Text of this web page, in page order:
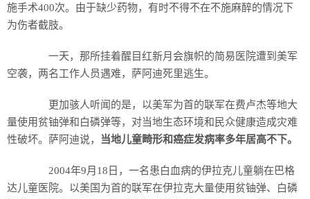
施手术400次。由于缺少药物，有时不得不在不施麻醉的情况下
为伤者截肢。
一天，那所挂着醒目红新月会旗帜的简易医院遭到美军
空袭，两名工作人员遇难，萨阿迪死里逃生。
更加骇人听闻的是，以美军为首的联军在费卢杰等地大
量使用贫铀弹和白磷弹等，对当地生态环境和民众健康造成灾难
性破坏。萨阿迪说，
当地儿童畸形和癌症发病率多年居高不下。
2004年9月18日，一名患白血病的伊拉克儿童躺在巴格
达儿童医院。以美国为首的联军在伊拉克大量使用贫铀弹、白磷